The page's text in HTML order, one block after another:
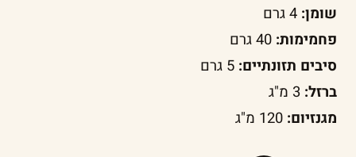
שומן:
פחמימות:
סיבים תזונתיים:
ברזל:
מגנזיום: